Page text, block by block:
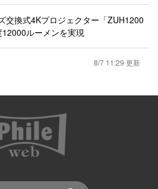
交換式4Kプロジェクター「ZUH1200
ルーメンを実現
8/7 11:29 更新